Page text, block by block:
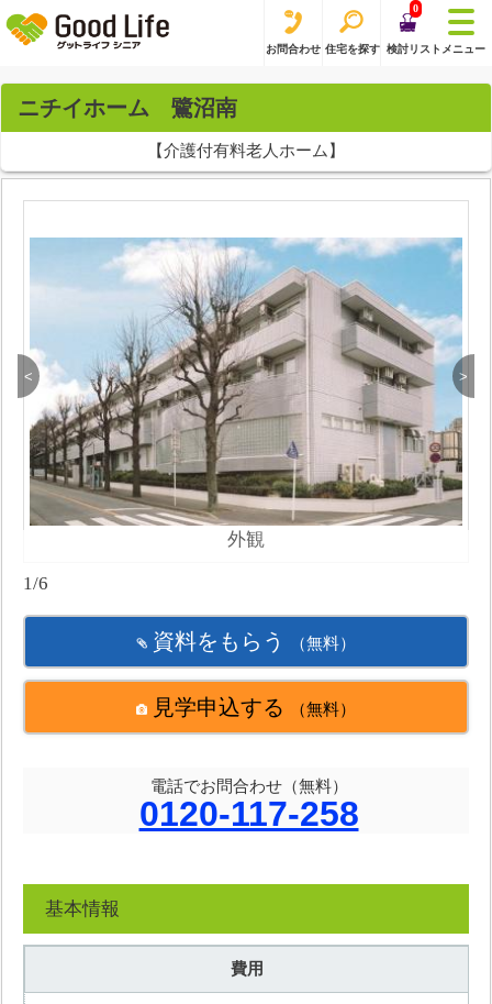
お問合わせ 住宅を探す
0
検討リスト メニュー
ニチイホーム 鷺沼南
【介護付有料老人ホーム】
<
外観
>
1/6
資料をもらう （無料）
見学申込する （無料）
電話でお問合わせ（無料）
0120-117-258
基本情報
費用